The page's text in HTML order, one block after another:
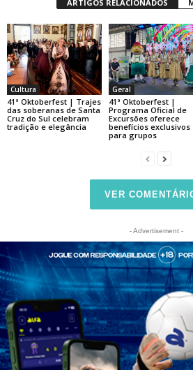
ARTIGOS RELACIONADOS
Cultura
41ª Oktoberfest | Trajes
das soberanas de Santa
Cruz do Sul celebram
tradição e elegância
Geral
41ª Oktoberfest |
Programa Oficial de
Excursões oferece
benefícios exclusivos
para grupos
VER
- Advertisement -